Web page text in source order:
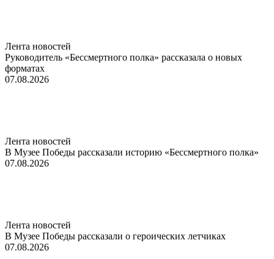
Лента новостей
Руководитель «Бессмертного полка» рассказала о новых
форматах
07.08.2026
Лента новостей
В Музее Победы рассказали историю «Бессмертного полка»
07.08.2026
Лента новостей
В Музее Победы рассказали о героических летчиках
07.08.2026